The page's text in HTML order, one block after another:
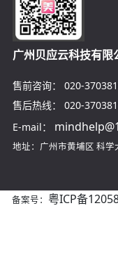
广州贝应云科技有限
售前咨询： 020-
售后热线：
020-
E-mail：
地址：广州市黄埔区 科学
备案号： 粤ICP备